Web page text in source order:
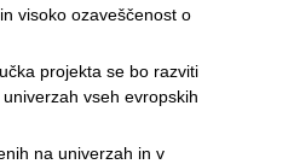
visoko ozaveščenost o
projekta se bo razviti
vseh evropskih
na univerzah in v